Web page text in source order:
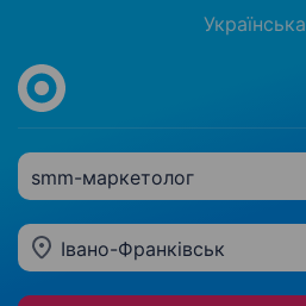
Українська
smm-маркетолог
Івано-Франківськ